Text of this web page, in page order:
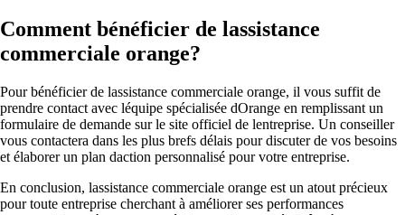
Comment bénéficier de lassistance
commerciale orange?
Pour bénéficier de lassistance commerciale orange, il vous suffit de
prendre contact avec léquipe spécialisée dOrange en remplissant un
formulaire de demande sur le site officiel de lentreprise. Un conseiller
vous contactera dans les plus brefs délais pour discuter de vos besoins
et élaborer un plan daction personnalisé pour votre entreprise.
En conclusion, lassistance commerciale orange est un atout précieux
pour toute entreprise cherchant à améliorer ses performances